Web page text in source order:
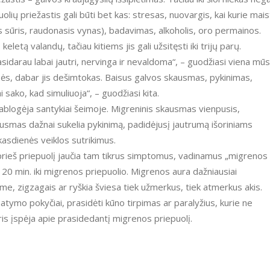
priežastis gali būti bet kas: stresas, nuovargis, kai kurie
raudonasis vynas), badavimas, alkoholis, oro permainos.
valandų, tačiau kitiems jis gali užsitęsti iki trijų parų.
labai jautri, nervinga ir nevaldoma“, – guodžiasi viena
dabar jis dešimtokas. Baisus galvos skausmas, pykinimas,
kad simuliuoja“, – guodžiasi kita.
santykiai šeimoje. Migreninis skausmas vienpusis,
dažnai sukelia pykinimą, padidėjusį jautrumą išoriniams
veiklos sutrikimus.
priepuolį jaučia tam tikrus simptomus, vadinamus „migrenos
min. iki migrenos priepuolio. Migrenos aura dažniausiai
zigzagais ar ryškia šviesa tiek užmerkus, tiek atmerkus akis.
pokyčiai, prasidėti kūno tirpimas ar paralyžius, kurie ne
įspėja apie prasidedantį migrenos priepuolį.